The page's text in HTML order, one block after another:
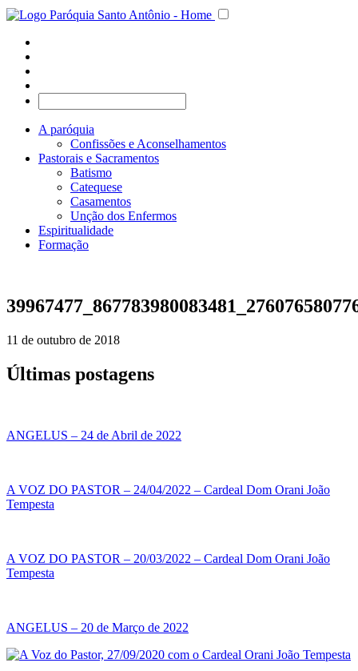
A paróquia
Confissões e Aconselhamentos
Pastorais e Sacramentos
Batismo
Catequese
Casamentos
Unção dos Enfermos
Espiritualidade
Formação
11 de outubro de 2018
Últimas postagens
ANGELUS – 24 de Abril de 2022
A VOZ DO PASTOR – 24/04/2022 – Cardeal Dom Orani João
Tempesta
A VOZ DO PASTOR – 20/03/2022 – Cardeal Dom Orani João
Tempesta
ANGELUS – 20 de Março de 2022